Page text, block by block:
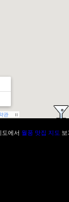
도에서 월풍 맛집 지도 보